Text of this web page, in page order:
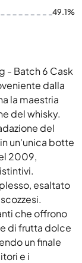
49.1%
- Batch 6 Cask
dalla
la maestria
del whisky.
del
un'unica botte
2009,
esaltato
che offrono
di frutta dolce
un finale
e i